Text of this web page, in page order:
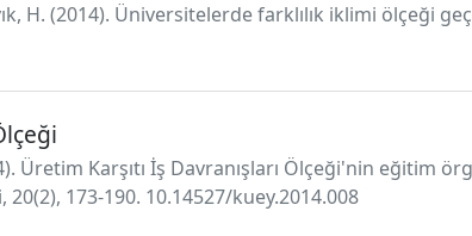
H. (2014). Üniversitelerde farklılık iklimi ölçeği
Üretim Karşıtı İş Davranışları Ölçeği'nin eğitim
173-190. 10.14527/kuey.2014.008